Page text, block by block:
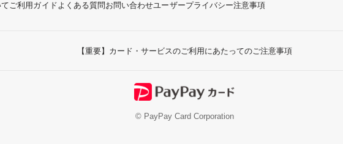
ご利用ガイドよくある質問お問い合わせユーザープライバシー注意事項
【重要】カード・サービスのご利用にあたってのご注意事項
© PayPay Card Corporation